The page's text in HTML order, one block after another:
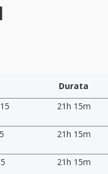
Durata
21h 15m
21h 15m
21h 15m